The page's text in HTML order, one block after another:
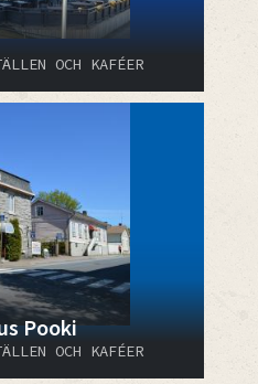
OCH KAFÉER
Pooki
OCH KAFÉER